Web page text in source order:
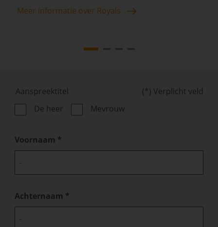
Meer informatie over Royals
(*) Verplicht veld
Aanspreektitel
De heer
Mevrouw
Voornaam
Achternaam